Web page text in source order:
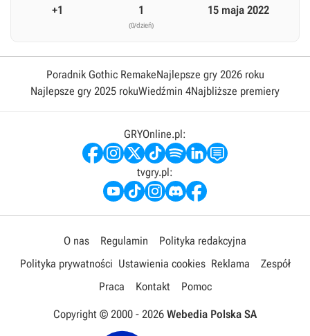
+1 1
(0/dzień)
15 maja 2022
Poradnik Gothic RemakeNajlepsze gry 2026 roku
Najlepsze gry 2025 rokuWiedźmin 4Najbliższe premiery
GRYOnline.pl:
tvgry.pl:
O nas Regulamin
Polityka redakcyjna
Polityka prywatności Ustawienia cookies Reklama
Zespół
Praca
Kontakt Pomoc
Copyright © 2000 - 2026 Webedia Polska SA